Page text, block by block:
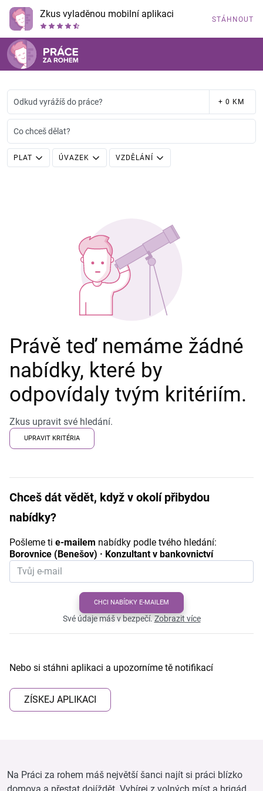
Zkus vyladěnou mobilní aplikaci STÁHNOUT
Odkud vyrážíš do práce? + 0 KM
Co chceš dělat?
PLAT ÚVAZEK VZDĚLÁNÍ
Právě teď nemáme žádné
nabídky, které by
odpovídaly tvým kritériím.
Zkus upravit své hledání.
UPRAVIT KRITÉRIA
Chceš dát vědět, když v okolí přibydou
nabídky?
Pošleme ti e-mailem nabídky podle tvého hledání:
Borovnice (Benešov) · Konzultant v bankovnictví
CHCI NABÍDKY E-MAILEM
Své údaje máš v bezpečí.Zobrazit více
Nebo si stáhni aplikaci a upozorníme tě notifikací
ZÍSKEJ APLIKACI
Na Práci za rohem máš největší šanci najít si práci blízko
domova a přestat dojíždět. Vybírej z volných míst a brigád